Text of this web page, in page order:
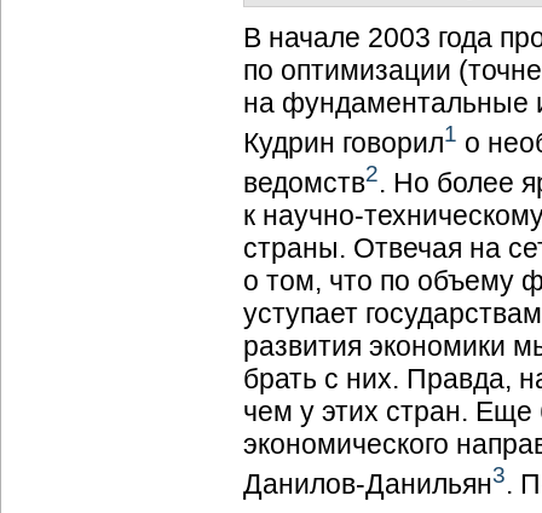
В начале 2003 года
по оптимизации
на фундаментальные
Кудрин говорил1 о
ведомств2. Но более
к научно-
страны. Отвечая на
о том, что по объему
уступает
развития экономики
брать с них. Правда,
чем у этих стран. Еще
экономического
Данилов-Данильян3.